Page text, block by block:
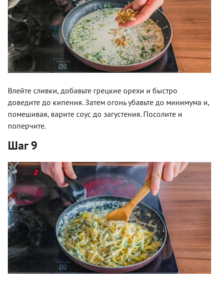
Влейте сливки, добавьте грецкие орехи и быстро
доведите до кипения. Затем огонь убавьте до минимума и,
помешивая, варите соус до загустения. Посолите и
поперчите.
Шаг 9